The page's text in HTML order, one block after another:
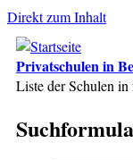
Direkt zum Inhalt
Privatschulen in
Liste der Schulen